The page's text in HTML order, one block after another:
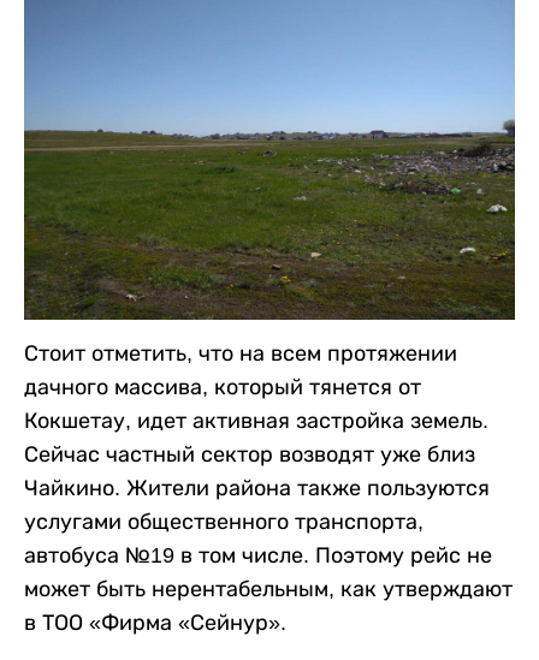
Стоит отметить, что на всем протяжении
дачного массива, который тянется от
Кокшетау, идет активная застройка земель.
Сейчас частный сектор возводят уже близ
Чайкино. Жители района также пользуются
услугами общественного транспорта,
автобуса №19 в том числе. Поэтому рейс не
может быть нерентабельным, как утверждают
в ТОО «Фирма «Сейнур».